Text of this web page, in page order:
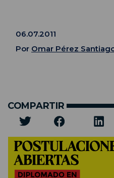
06.07.2011
Por Omar Pérez
COMPARTIR